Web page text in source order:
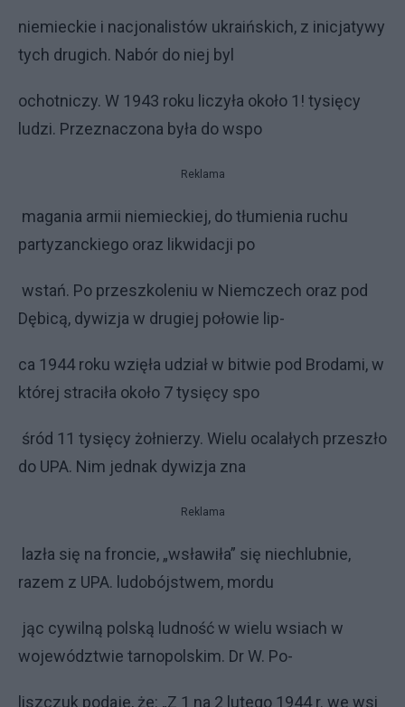
niemieckie i nacjonalistów ukraińskich, z inicjatywy
tych drugich. Nabór do niej byl
ochotniczy. W 1943 roku liczyła około 1! tysięcy
ludzi. Przeznaczona była do wspo
Reklama
magania armii niemieckiej, do tłumienia ruchu
partyzanckiego oraz likwidacji po
wstań. Po przeszkoleniu w Niemczech oraz pod
Dębicą, dywizja w drugiej połowie lip-
ca 1944 roku wzięła udział w bitwie pod Brodami, w
której straciła około 7 tysięcy spo
śród 11 tysięcy żołnierzy. Wielu ocalałych przeszło
do UPA. Nim jednak dywizja zna
Reklama
lazła się na froncie, „wsławiła” się niechlubnie,
razem z UPA. ludobójstwem, mordu
jąc cywilną polską ludność w wielu wsiach w
województwie tarnopolskim. Dr W. Po-
liszczuk podaje, że: „Z 1 na 2 lutego 1944 r. we wsi